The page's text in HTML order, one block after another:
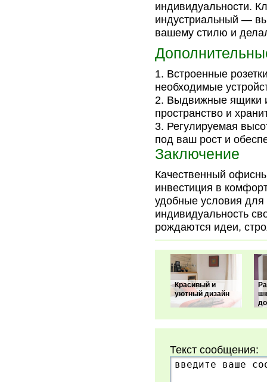
индивидуальности.
индустриальный —
вашему стилю и
Встроенные
необходимые
Выдвижные ящики
пространство и
Регулируемая
под ваш рост и
Заключение
Качественный
инвестиция в
удобные условия для
индивидуальность
рождаются идеи,
Красивый и
уютный дизайн
Текст сообщения: